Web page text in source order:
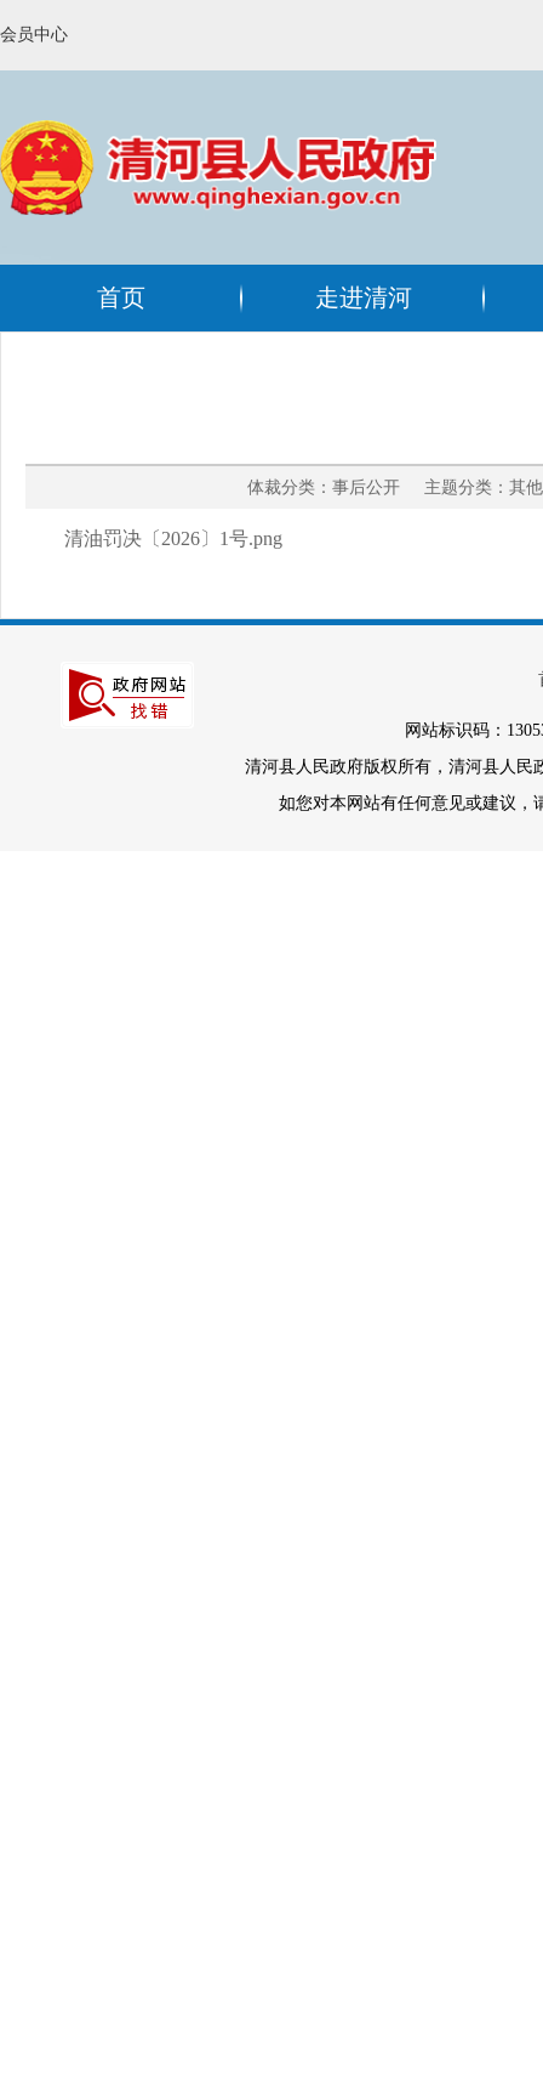
会员中心
首页 走进清河
体裁分类：事后公开 主题分类：
清油罚决〔2026〕1号.png
网站标识码：
清河县人民政府版权所有，清河县人
如您对本网站有任何意见或建议，